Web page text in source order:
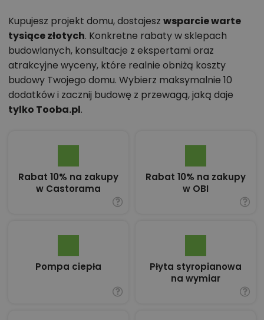
Kupujesz projekt domu, dostajesz wsparcie warte
tysiące złotych. Konkretne rabaty w sklepach
budowlanych, konsultacje z ekspertami oraz
atrakcyjne wyceny, które realnie obniżą koszty
budowy Twojego domu. Wybierz maksymalnie 10
dodatków i zacznij budowę z przewagą, jaką daje
tylko Tooba.pl.
Rabat 10% na zakupy
w Castorama
Rabat 10% na zakupy
w OBI
Pompa ciepła
Płyta styropianowa
na wymiar